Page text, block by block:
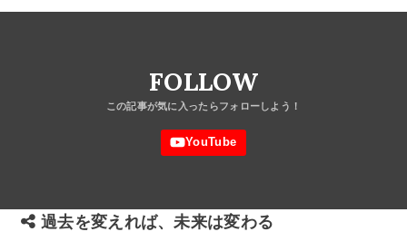
FOLLOW
過去を変えれば、未来は変わる